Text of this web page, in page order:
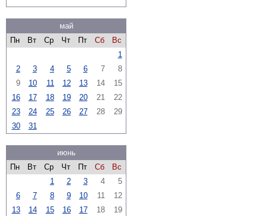
май
Пн
Вт Ср Чт Пт Сб
Вс
1
2
3 4 5 6 7
8
9
10 11 12 13 14
15
16
17 18 19 20 21
22
23
24 25 26 27 28
29
30
31
июнь
Пн
Вт Ср Чт Пт Сб
Вс
1
2 3 4
5
6
7 8 9 10 11
12
13
14 15 16 17 18
19